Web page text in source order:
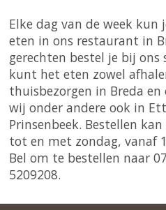
Elke dag van de week kun
eten in ons restaurant in
gerechten bestel je bij ons
kunt het eten zowel
thuisbezorgen in Breda en
wij onder andere ook in
Prinsenbeek. Bestellen
tot en met zondag, vanaf
Bel om te bestellen naar
5209208.